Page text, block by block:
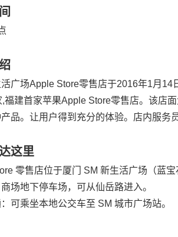
广场Apple Store零售店于2016年1月
,福建首家苹果Apple Store零售店。该店
品。让用户得到充分的体验。店内服务
这里
零售店位于厦门 SM 新生活广场（蓝宝
场地下停车场，可从仙岳路进入。
可乘坐本地公交车至 SM 城市广场站。